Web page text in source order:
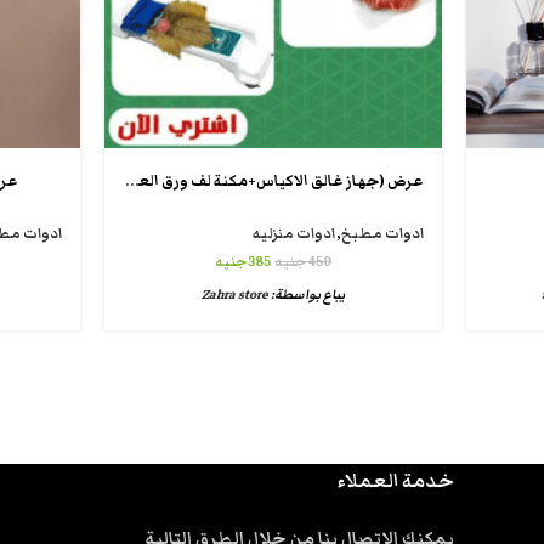
عرض (جهاز غالق الاكياس+مكنة لف ورق العنب)
ادوات مطبخ,ادوات منزليه
450جنيه385جنيه
يباع بواسطة:Zahra store
عرض 3 قطع
ادوات
خدمة العملاء